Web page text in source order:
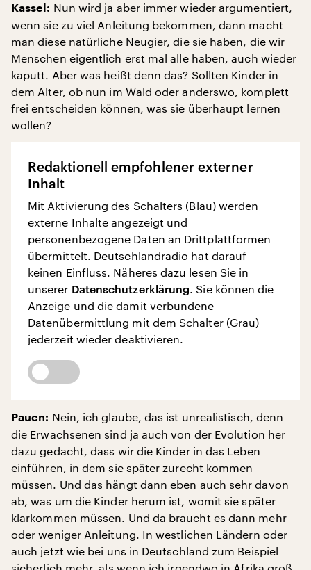
Kassel: Nun wird ja aber immer wieder argumentiert,
wenn sie zu viel Anleitung bekommen, dann macht
man diese natürliche Neugier, die sie haben, die wir
Menschen eigentlich erst mal alle haben, auch wieder
kaputt. Aber was heißt denn das? Sollten Kinder in
dem Alter, ob nun im Wald oder anderswo, komplett
frei entscheiden können, was sie überhaupt lernen
wollen?
Redaktionell empfohlener externer
Inhalt
Mit Aktivierung des Schalters (Blau) werden
externe Inhalte angezeigt und
personenbezogene Daten an Drittplattformen
übermittelt. Deutschlandradio hat darauf
keinen Einfluss. Näheres dazu lesen Sie in
unserer Datenschutzerklärung. Sie können die
Anzeige und die damit verbundene
Datenübermittlung mit dem Schalter (Grau)
jederzeit wieder deaktivieren.
Pauen: Nein, ich glaube, das ist unrealistisch, denn
die Erwachsenen sind ja auch von der Evolution her
dazu gedacht, dass wir die Kinder in das Leben
einführen, in dem sie später zurecht kommen
müssen. Und das hängt dann eben auch sehr davon
ab, was um die Kinder herum ist, womit sie später
klarkommen müssen. Und da braucht es dann mehr
oder weniger Anleitung. In westlichen Ländern oder
auch jetzt wie bei uns in Deutschland zum Beispiel